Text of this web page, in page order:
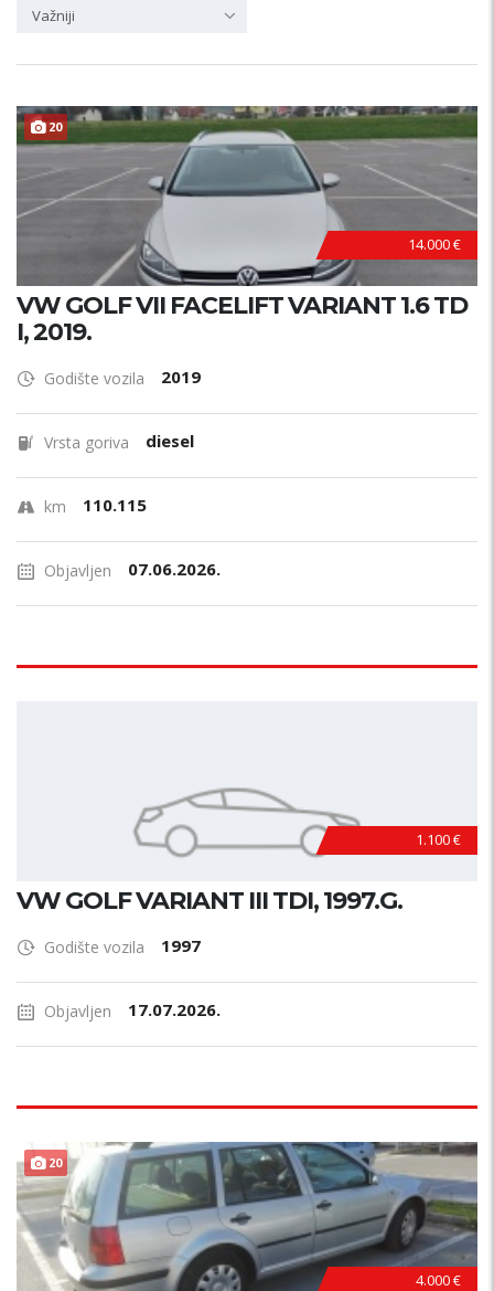
Važniji
20
14.000 €
VW GOLF VII FACELIFT VARIANT 1.6 TD
I, 2019.
Godište vozila 2019
Vrsta goriva diesel
km 110.115
Objavljen 07.06.2026.
1.100 €
VW GOLF VARIANT III TDI, 1997.G.
Godište vozila 1997
Objavljen 17.07.2026.
20
4.000 €